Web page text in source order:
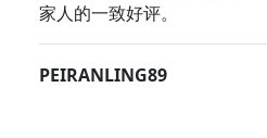
家人的一致好评。
PEIRANLING89